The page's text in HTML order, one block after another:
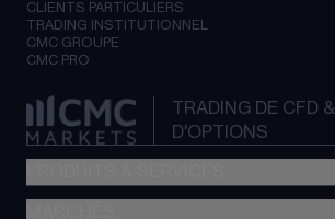
CLIENTS PARTICULIERS
TRADING INSTITUTIONNEL
CMC GROUPE
CMC PRO
TRADING DE CFD &
D'OPTIONS